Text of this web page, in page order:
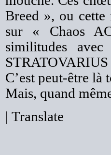
Breed », ou cette
sur « Chaos
similitudes
C’est peut-être là
Mais, quand
| Translate